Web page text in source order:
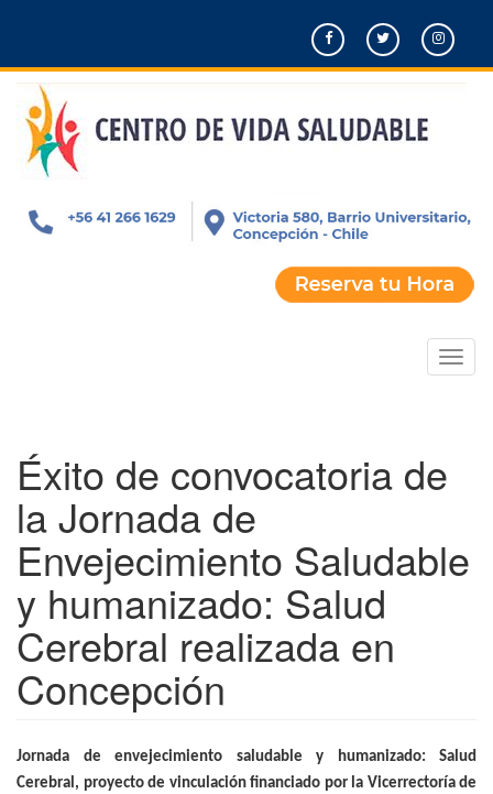
principal
Éxito de convocatoria de
la Jornada de
Envejecimiento Saludable
y humanizado: Salud
Cerebral realizada en
Concepción
Jornada de envejecimiento saludable y humanizado: Salud
Cerebral, proyecto de vinculación financiado por la Vicerrectoría de